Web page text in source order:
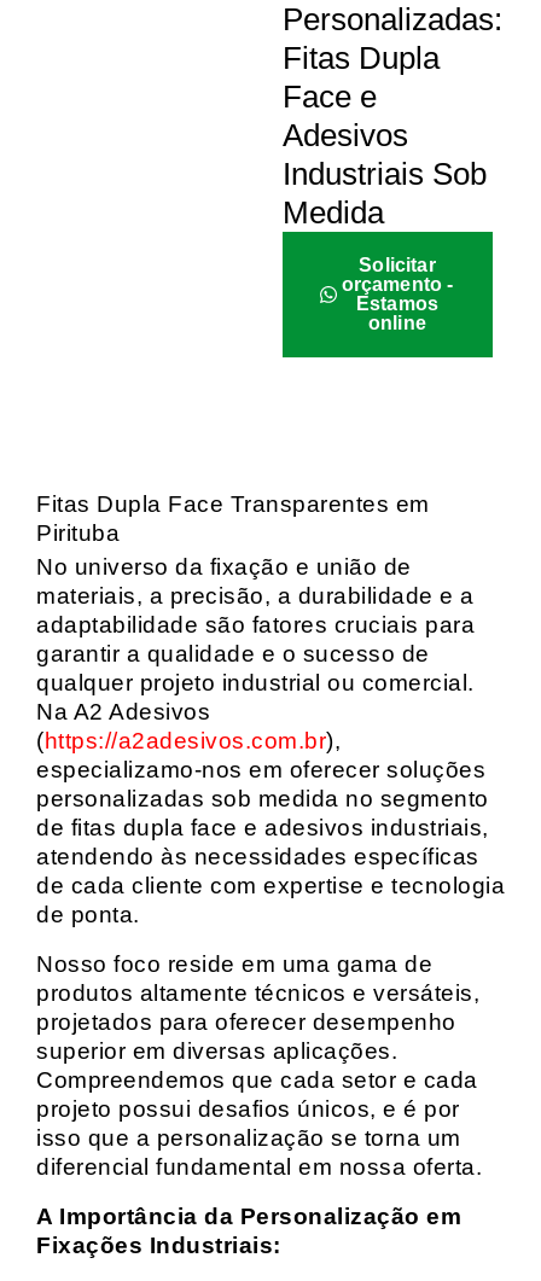
Personalizadas:
Fitas Dupla
Face e
Adesivos
Industriais Sob
Medida
Solicitar
orçamento -
Estamos
online
Fitas Dupla Face Transparentes em
Pirituba
No universo da fixação e união de
materiais, a precisão, a durabilidade e a
adaptabilidade são fatores cruciais para
garantir a qualidade e o sucesso de
qualquer projeto industrial ou comercial.
Na A2 Adesivos
(https://a2adesivos.com.br),
especializamo-nos em oferecer soluções
personalizadas sob medida no segmento
de fitas dupla face e adesivos industriais,
atendendo às necessidades específicas
de cada cliente com expertise e tecnologia
de ponta.
Nosso foco reside em uma gama de
produtos altamente técnicos e versáteis,
projetados para oferecer desempenho
superior em diversas aplicações.
Compreendemos que cada setor e cada
projeto possui desafios únicos, e é por
isso que a personalização se torna um
diferencial fundamental em nossa oferta.
A Importância da Personalização em
Fixações Industriais: